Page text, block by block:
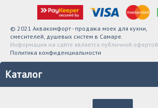
© 2021 Аквакомфорт - продажа моек для кухни,
смесителей, душевых систем в Самаре.
Информация на сайте является публичной офертой
Политика конфиденциальности
Каталог